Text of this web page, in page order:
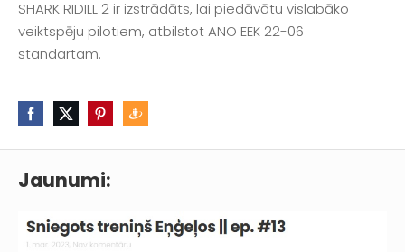
Jaunumi:
SHARK RIDILL 2 ir izstrādāts, lai piedāvātu vislabāko
veiktspēju pilotiem, atbilstot ANO EEK 22-06
standartam.